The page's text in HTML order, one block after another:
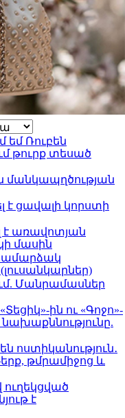
Ռուբեն
թուրք տեսած
մանկապղծության
է ցավալի կորստի
է առավոտյան
մասին
Մանրամասներ
ին ու «Գոջո»-
ոստիկանություն․
թմրամիջոց և
ուղեկցված
է